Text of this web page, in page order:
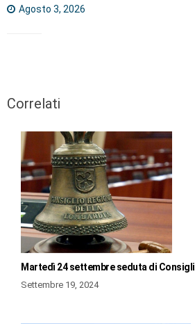
Agosto 3, 2026
Correlati
Martedì 24 settembre seduta di
Settembre 19, 2024